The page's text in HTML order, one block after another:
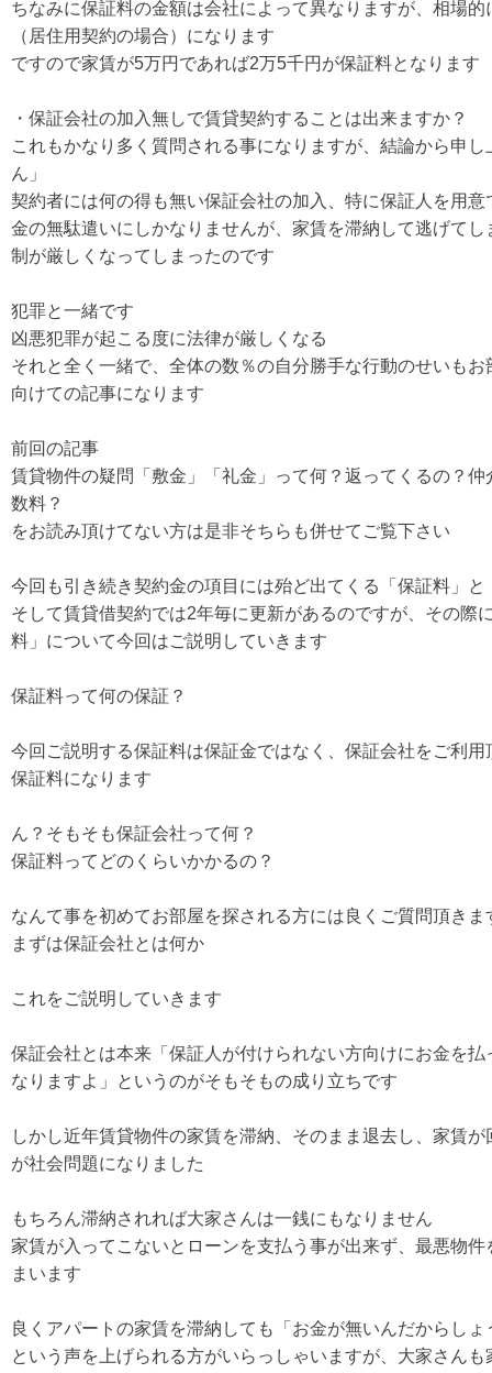
ちなみに保証料の金額は会社によって異なりますが、相場
（居住用契約の場合）になります
ですので家賃が5万円であれば2万5千円が保証料となります
・保証会社の加入無しで賃貸契約することは出来ますか？
これもかなり多く質問される事になりますが、結論から申
ん」
契約者には何の得も無い保証会社の加入、特に保証人を用
金の無駄遣いにしかなりませんが、家賃を滞納して逃げて
制が厳しくなってしまったのです
犯罪と一緒です
凶悪犯罪が起こる度に法律が厳しくなる
それと全く一緒で、全体の数％の自分勝手な行動のせいも
向けての記事になります
前回の記事
賃貸物件の疑問「敷金」「礼金」って何？返ってくるの？
数料？
をお読み頂けてない方は是非そちらも併せてご覧下さい
今回も引き続き契約金の項目には殆ど出てくる「保証料」と
そして賃貸借契約では2年毎に更新があるのですが、その際
料」について今回はご説明していきます
保証料って何の保証？
今回ご説明する保証料は保証金ではなく、保証会社をご利
保証料になります
ん？そもそも保証会社って何？
保証料ってどのくらいかかるの？
なんて事を初めてお部屋を探される方には良くご質問頂きま
まずは保証会社とは何か
これをご説明していきます
保証会社とは本来「保証人が付けられない方向けにお金を
なりますよ」というのがそもそもの成り立ちです
しかし近年賃貸物件の家賃を滞納、そのまま退去し、家賃
が社会問題になりました
もちろん滞納されれば大家さんは一銭にもなりません
家賃が入ってこないとローンを支払う事が出来ず、最悪物
まいます
良くアパートの家賃を滞納しても「お金が無いんだからし
という声を上げられる方がいらっしゃいますが、大家さん